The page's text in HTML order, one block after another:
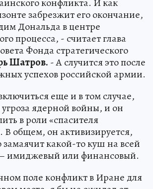
забрезжит его окончание,
Дональда в центре
процесса, - считает глава
Фонда стратегического
Шатров. - А случится это после
успехов российской армии.
еще и в том случае,
угроза ядерной войны, и он
в роли «спасителя
В общем, он активизируется,
замаячит какой-то куш на всей
имиджевый или финансовый.
поле конфликт в Иране для